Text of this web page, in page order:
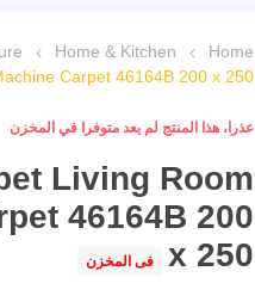
Home
Home & Kitchen
Carpet 46164B 200 x 250
عذرا، هذا المنتج لم يعد متوفرا في المخزن
Living Room
46164B 200
x 250
فى المخزن